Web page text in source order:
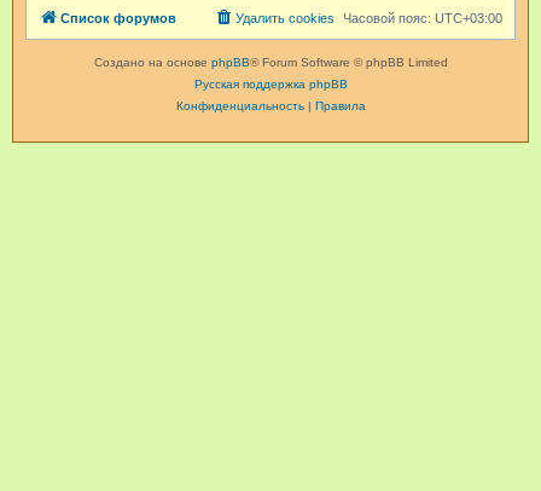
Список форумов Часовой пояс: UTC+03:00
Удалить cookies
Создано на основе phpBB® Forum Software © phpBB Limited
Русская поддержка phpBB
Конфиденциальность| Правила